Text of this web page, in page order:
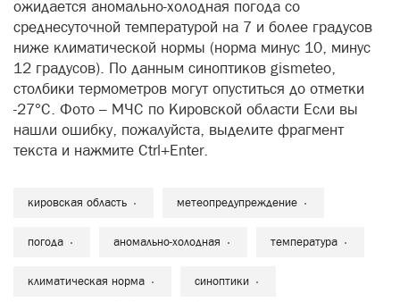
ожидается аномально-холодная погода со
среднесуточной температурой на 7 и более градусов
ниже климатической нормы (норма минус 10, минус
12 градусов). По данным синоптиков gismeteo,
столбики термометров могут опуститься до отметки
-27°С. Фото – МЧС по Кировской области Если вы
нашли ошибку, пожалуйста, выделите фрагмент
текста и нажмите Ctrl+Enter.
кировская область метеопредупреждение
погода аномально-холодная температура
климатическая норма синоптики